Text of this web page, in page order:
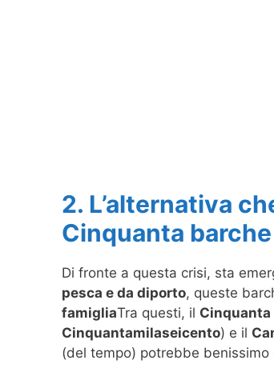
2. L’alternativa
Cinquanta barche
Di fronte a questa crisi, sta
pesca e da diporto, queste
famigliaTra questi, il Cinquanta
Cinquantamilaseicento) e il
(del tempo) potrebbe benissimo